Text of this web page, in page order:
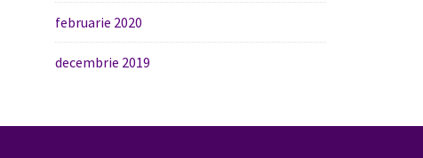
februarie 2020
decembrie 2019